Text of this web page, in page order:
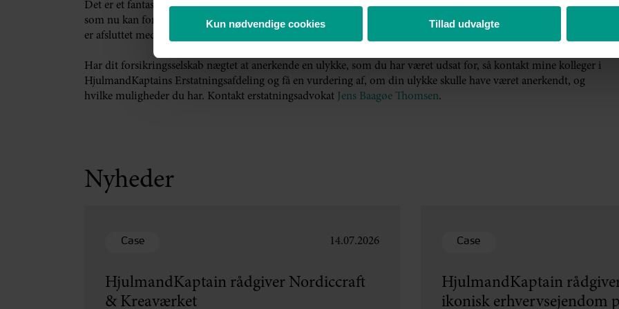
Kun nødvendige cookies Tillad udvalgte
Det er et fantastisk resultat. Ikke bare for vores kunde, men for rigtig mange tilskadekomne forsikringstagere,
som nu kan forvente at få deres ulykker anerkendt. Jeg har talt med vores kunde, og hun er glad for, at sagen nu
er afsluttet med det rigtige resultat.
Har dit forsikringsselskab nægtet at anerkende en ulykke, som du har været udsat for, så kontakt mine kolleger i
HjulmandKaptains Erstatningsafdeling og få en vurdering af, om din ulykke skulle have været anerkendt, og
hvilke muligheder du har. Kontakt erstatningsadvokat Jens Baagøe Thomsen.
Nyheder
Case 14.07.2026
HjulmandKaptain rådgiver Nordiccraft
& Kreaværket
Case
HjulmandKaptain
ikonisk erhvervsejendom